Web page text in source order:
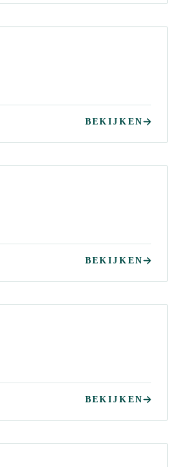
BEKIJKEN
BEKIJKEN
BEKIJKEN